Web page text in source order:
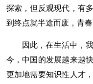
探索，但反观现代，有
到终点就半途而废，青
因此，在生活中，
今，中国的发展越来越
更加地需要知识性人才